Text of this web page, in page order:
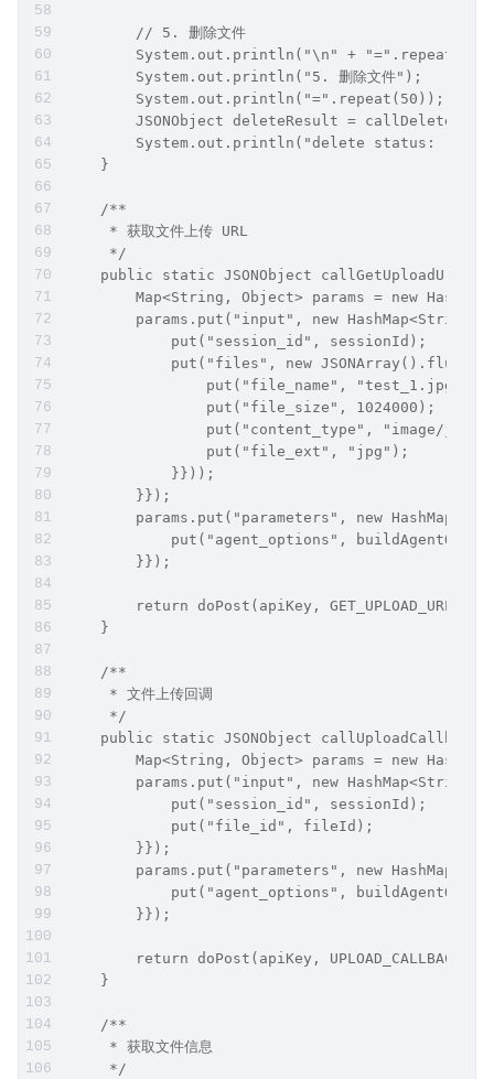
// 5. 删除文件
System.out.println("\n" +
System.out.println("5. 删除文件");
System.out.println("=".repeat(50));
JSONObject deleteResult =
System.out.println("delete status: " +
}
/**
* 获取文件上传 URL
*/
public static JSONObject
Map<String, Object> params = new
params.put("input", new HashMap<String,
put("session_id", sessionId);
put("files", new
put("file_name", "test_1.jpg");
put("file_size", 1024000);
put("content_type", "image/
put("file_ext", "jpg");
}}));
}});
params.put("parameters", new
put("agent_options",
}});
return doPost(apiKey, GET_UPLOAD_URL,
}
/**
* 文件上传回调
*/
public static JSONObject
Map<String, Object> params = new
params.put("input", new HashMap<String,
put("session_id", sessionId);
put("file_id", fileId);
}});
params.put("parameters", new
put("agent_options",
}});
return doPost(apiKey, UPLOAD_CALLBACK,
}
/**
* 获取文件信息
*/